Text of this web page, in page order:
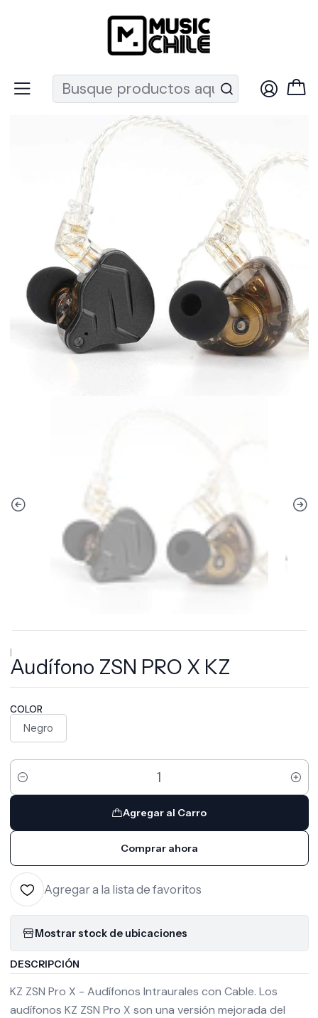
Recuerda que ahora nos puedes encontrar en el MUT
Audifonos In-ear Audífono ZSN PRO X KZ
|
Audífono ZSN PRO X KZ
COLOR
Negro
Cantidad
Agregar al Carro
Comprar ahora
Agregar a la lista de favoritos
Mostrar stock de ubicaciones
DESCRIPCIÓN
KZ ZSN Pro X - Audífonos Intraurales con Cable. Los
audífonos KZ ZSN Pro X son una versión mejorada del